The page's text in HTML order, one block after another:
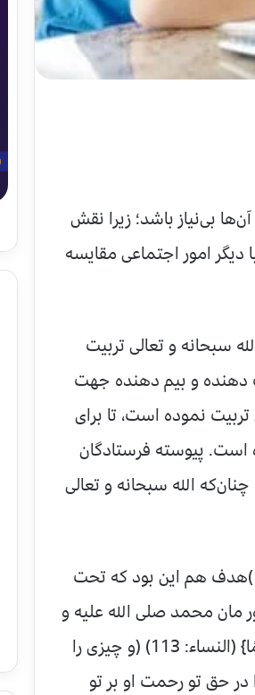
بی‌نیاز باشد؛ زیرا نقش
امور اجتماعی مقایسه
سبحانه و تعالی تربیت
دهنده و بیم دهنده جهت
نموده است، تا برای
است. پیوسته فرستادگان
الله سبحانه و تعالی
موسی علیه السلام می‌فرماید: {وَلِتُصْنَعَ عَلَى عَيْنِي} (طه: 39) )هدف هم این بود که تحت
مان محمد صلی الله علیه و
سلم می فرماید: {وَعَلَّمَكَ مَا لَمْ تَكُن تَعْلَمُ وَكَانَ فَضْلُ اللَّهِ عَلَيْكَ عَظِيمًا} (النساء: 113) (و چیزی را
حق تو رحمت او بر تو